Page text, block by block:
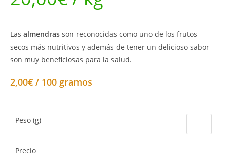
Las almendras son reconocidas como uno de los frutos
secos más nutritivos y además de tener un delicioso sabor
son muy beneficiosas para la salud.
2,00€ / 100 gramos
Peso (g)
Precio